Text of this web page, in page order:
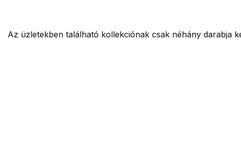
Az üzletekben található kollekciónak csak néhány darabja